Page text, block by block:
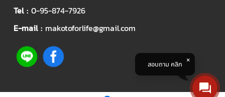
Tel : 0-95-874-7926
E-mail : makotoforlife@gmail.com
สอบถาม คลิก